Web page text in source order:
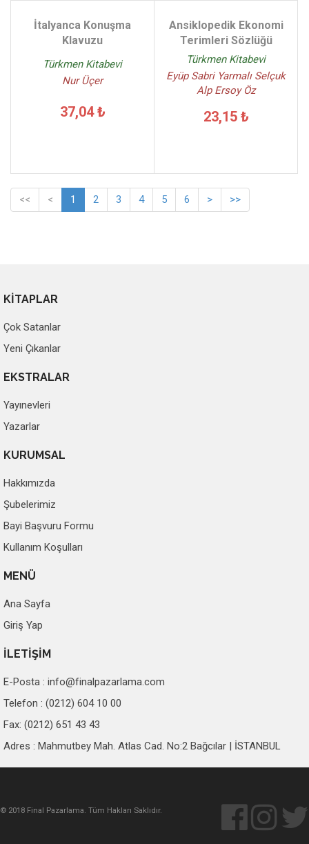
İtalyanca Konuşma
Klavuzu
Türkmen Kitabevi
Nur Üçer
37,04 ₺
Ansiklopedik Ekonomi
Terimleri Sözlüğü
Türkmen Kitabevi
Eyüp Sabri Yarmalı Selçuk
Alp Ersoy Öz
23,15 ₺
<< < 1 2 3 4 5 6 > >>
KİTAPLAR
Çok Satanlar
Yeni Çıkanlar
EKSTRALAR
Yayınevleri
Yazarlar
KURUMSAL
Hakkımızda
Şubelerimiz
Bayi Başvuru Formu
Kullanım Koşulları
MENÜ
Ana Sayfa
Giriş Yap
İLETİŞİM
E-Posta : info@finalpazarlama.com
Telefon : (0212) 604 10 00
Fax: (0212) 651 43 43
Adres : Mahmutbey Mah. Atlas Cad. No:2 Bağcılar | İSTANBUL
© 2018 Final Pazarlama. Tüm Hakları Saklıdır.